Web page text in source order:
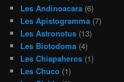
Les Andinoacara (6)
Les Apistogramma (7)
Les Astronotus (13)
Les Biotodoma (4)
Les Chiapaheros (1)
Les Chuco (1)